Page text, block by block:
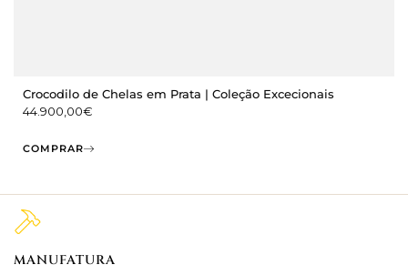
Crocodilo de Chelas em Prata | Coleção Excecionais
44.900,00€
COMPRAR
MANUFATURA